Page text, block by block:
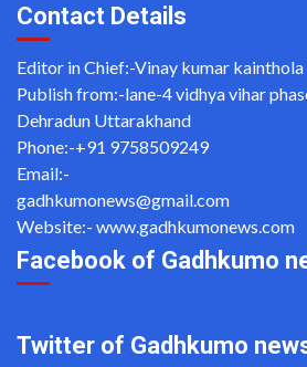
Contact Details
Editor in Chief:-Vinay kumar kainthola
Publish from:-lane-4 vidhya vihar
Dehradun Uttarakhand
Phone:-+91 9758509249
Email:-
gadhkumonews@gmail.com
Website:- www.gadhkumonews.com
Facebook of Gadhkumo
Twitter of Gadhkumo